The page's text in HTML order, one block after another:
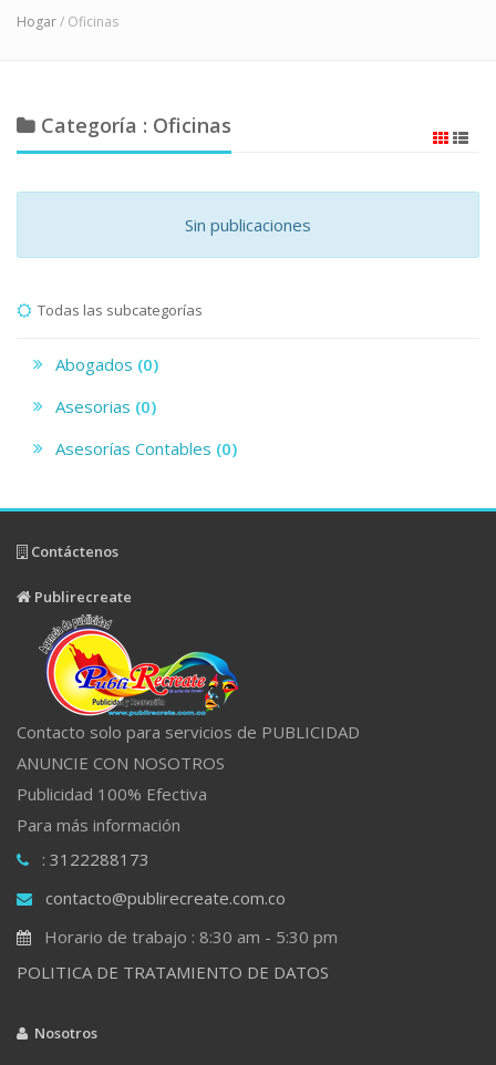
Hogar/ Oficinas
Categoría : Oficinas
Sin publicaciones
Todas las subcategorías
Abogados
(0)
Asesorias
(0)
Asesorías Contables
(0)
Contáctenos
Publirecreate
Contacto solo para servicios de PUBLICIDAD
ANUNCIE CON NOSOTROS
Publicidad 100% Efectiva
Para más información
: 3122288173
contacto@publirecreate.com.co
Horario de trabajo : 8:30 am - 5:30 pm
POLITICA DE TRATAMIENTO DE DATOS
Nosotros